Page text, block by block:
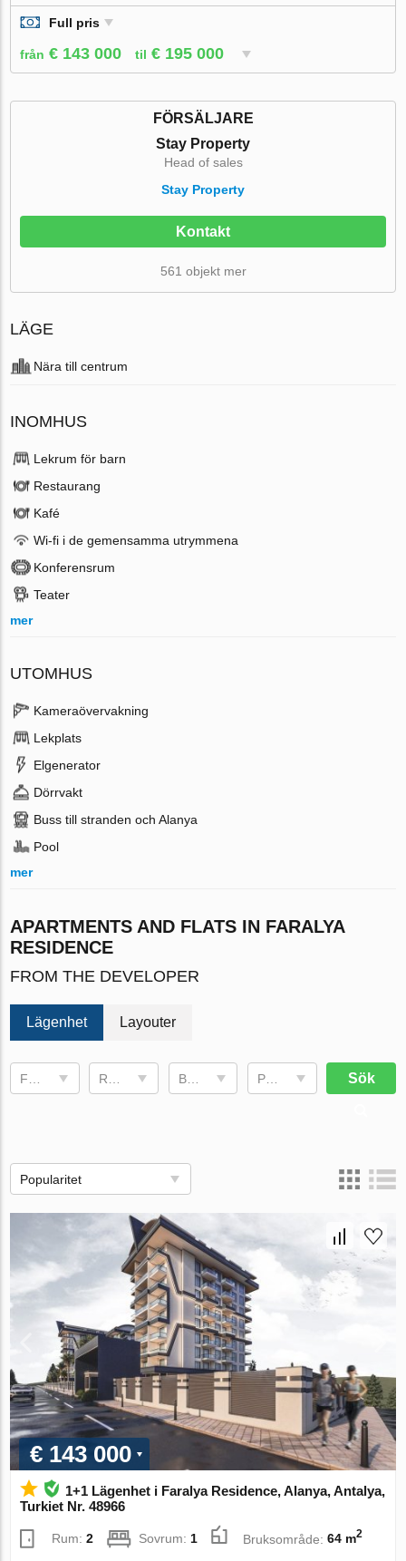
Full pris
från € 143 000 til € 195 000
FÖRSÄLJARE
Stay Property
Head of sales
Stay Property
Kontakt
561 objekt mer
LÄGE
Nära till centrum
INOMHUS
Lekrum för barn
Restaurang
Kafé
Wi-fi i de gemensamma utrymmena
Konferensrum
Teater
mer
UTOMHUS
Kameraövervakning
Lekplats
Elgenerator
Dörrvakt
Buss till stranden och Alanya
Pool
mer
APARTMENTS AND FLATS IN FARALYA
RESIDENCE
FROM THE DEVELOPER
Lägenhet Layouter
Bruksområde Pris, € Sök
Popularitet
€ 143 000
1+1 Lägenhet i Faralya Residence, Alanya, Antalya,
Turkiet Nr. 48966
Rum:2 Sovrum:1 Bruksområde:64 m2